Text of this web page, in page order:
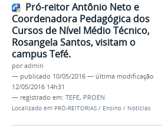
Pró-reitor Antônio Neto e
Coordenadora Pedagógica dos
Cursos de Nível Médio Técnico,
Rosangela Santos, visitam o
campus Tefé.
poradmin
— publicado 10/05/2016 — última modificação
12/05/2016 14h31
— registrado em: TEFE, PROEN
Localizado em PRÓ-REITORIAS / Ensino / Notícias